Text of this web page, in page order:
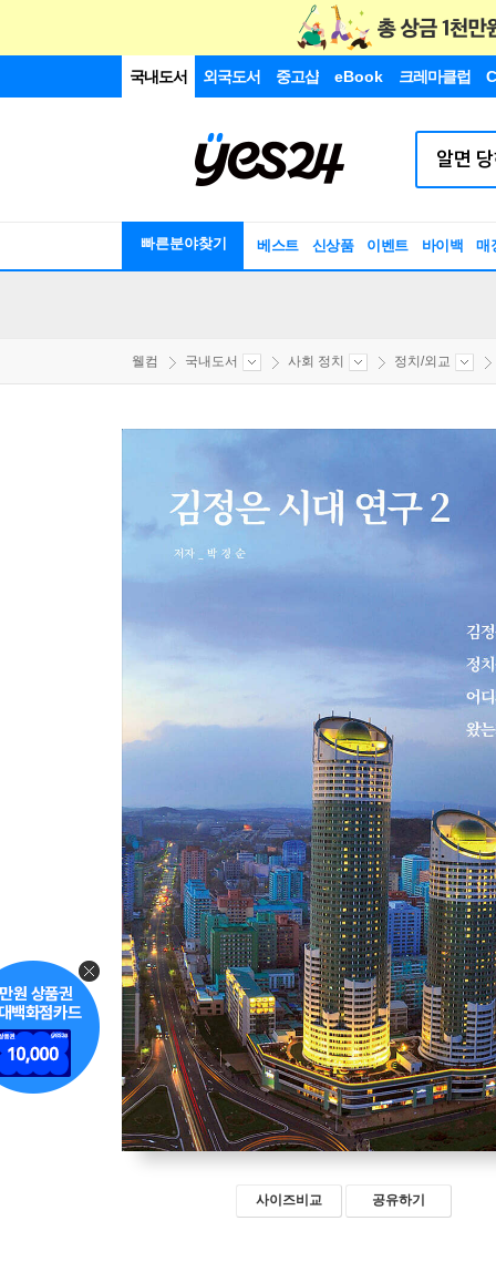
국내도서 외국도서 중고샵 eBook 크레마클럽
빠른분야찾기 베스트 신상품 이벤트 바이백 매
웰컴 국내도서 사회 정치 정치/외교
사이즈비교 공유하기